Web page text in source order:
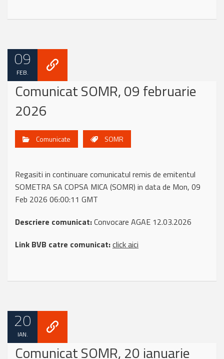
09
FEB.
Comunicat SOMR, 09 februarie
2026
Comunicate SOMR
Regasiti in continuare comunicatul remis de emitentul
SOMETRA SA COPSA MICA (SOMR) in data de Mon, 09
Feb 2026 06:00:11 GMT
Descriere comunicat:Convocare AGAE 12.03.2026
Link BVB catre comunicat:click aici
20
IAN.
Comunicat SOMR, 20 ianuarie